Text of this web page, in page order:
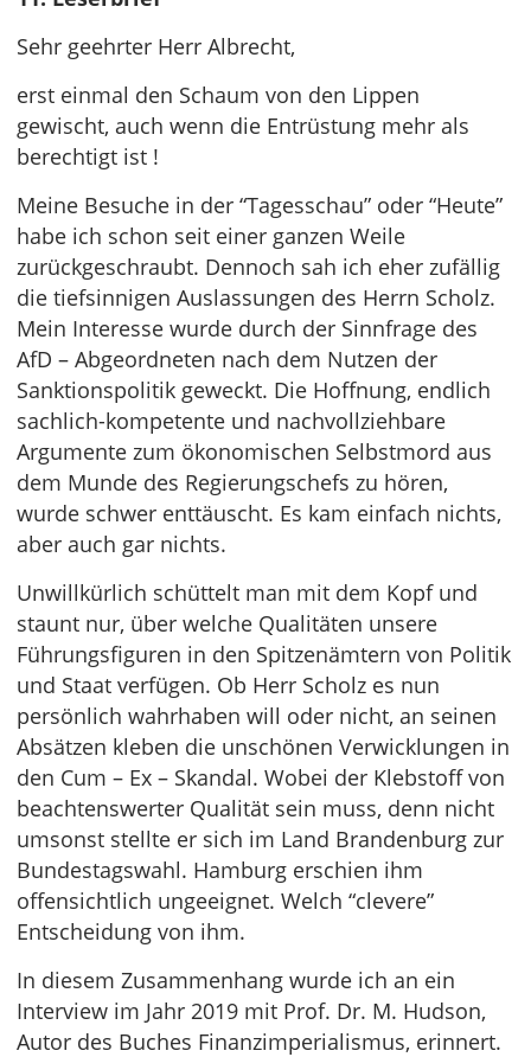
Sehr geehrter Herr Albrecht,
erst einmal den Schaum von den Lippen
gewischt, auch wenn die Entrüstung mehr als
berechtigt ist !
Meine Besuche in der “Tagesschau” oder “Heute”
habe ich schon seit einer ganzen Weile
zurückgeschraubt. Dennoch sah ich eher zufällig
die tiefsinnigen Auslassungen des Herrn Scholz.
Mein Interesse wurde durch der Sinnfrage des
AfD – Abgeordneten nach dem Nutzen der
Sanktionspolitik geweckt. Die Hoffnung, endlich
sachlich-kompetente und nachvollziehbare
Argumente zum ökonomischen Selbstmord aus
dem Munde des Regierungschefs zu hören,
wurde schwer enttäuscht. Es kam einfach nichts,
aber auch gar nichts.
Unwillkürlich schüttelt man mit dem Kopf und
staunt nur, über welche Qualitäten unsere
Führungsfiguren in den Spitzenämtern von Politik
und Staat verfügen. Ob Herr Scholz es nun
persönlich wahrhaben will oder nicht, an seinen
Absätzen kleben die unschönen Verwicklungen in
den Cum – Ex – Skandal. Wobei der Klebstoff von
beachtenswerter Qualität sein muss, denn nicht
umsonst stellte er sich im Land Brandenburg zur
Bundestagswahl. Hamburg erschien ihm
offensichtlich ungeeignet. Welch “clevere”
Entscheidung von ihm.
In diesem Zusammenhang wurde ich an ein
Interview im Jahr 2019 mit Prof. Dr. M. Hudson,
Autor des Buches Finanzimperialismus, erinnert.